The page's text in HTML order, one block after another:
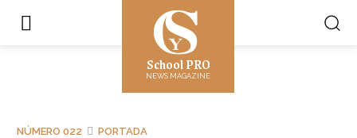
School PRO
NEWS MAGAZINE
NÚMERO 022 PORTADA